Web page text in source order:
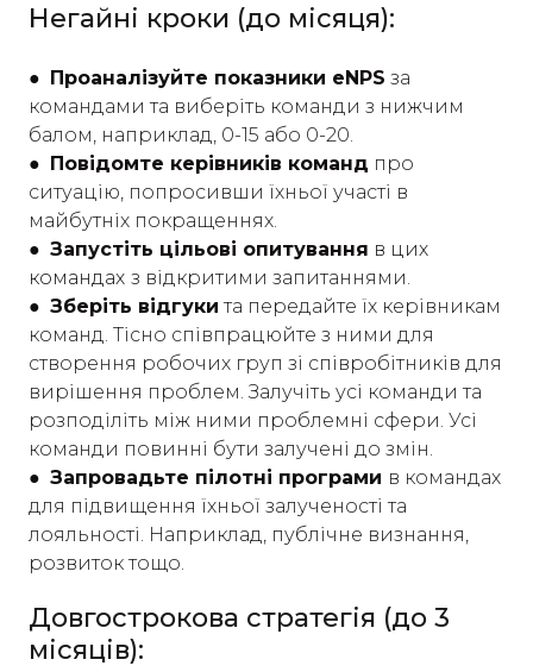
Негайні кроки (до місяця):
● Проаналізуйте показники eNPS за
командами та виберіть команди з нижчим
балом, наприклад, 0-15 або 0-20.
● Повідомте керівників команд про
ситуацію, попросивши їхньої участі в
майбутніх покращеннях.
● Запустіть цільові опитування в цих
командах з відкритими запитаннями.
● Зберіть відгуки та передайте їх керівникам
команд. Тісно співпрацюйте з ними для
створення робочих груп зі співробітників для
вирішення проблем. Залучіть усі команди та
розподіліть між ними проблемні сфери. Усі
команди повинні бути залучені до змін.
● Запровадьте пілотні програми в командах
для підвищення їхньої залученості та
лояльності. Наприклад, публічне визнання,
розвиток тощо.
Довгострокова стратегія (до 3
місяців):